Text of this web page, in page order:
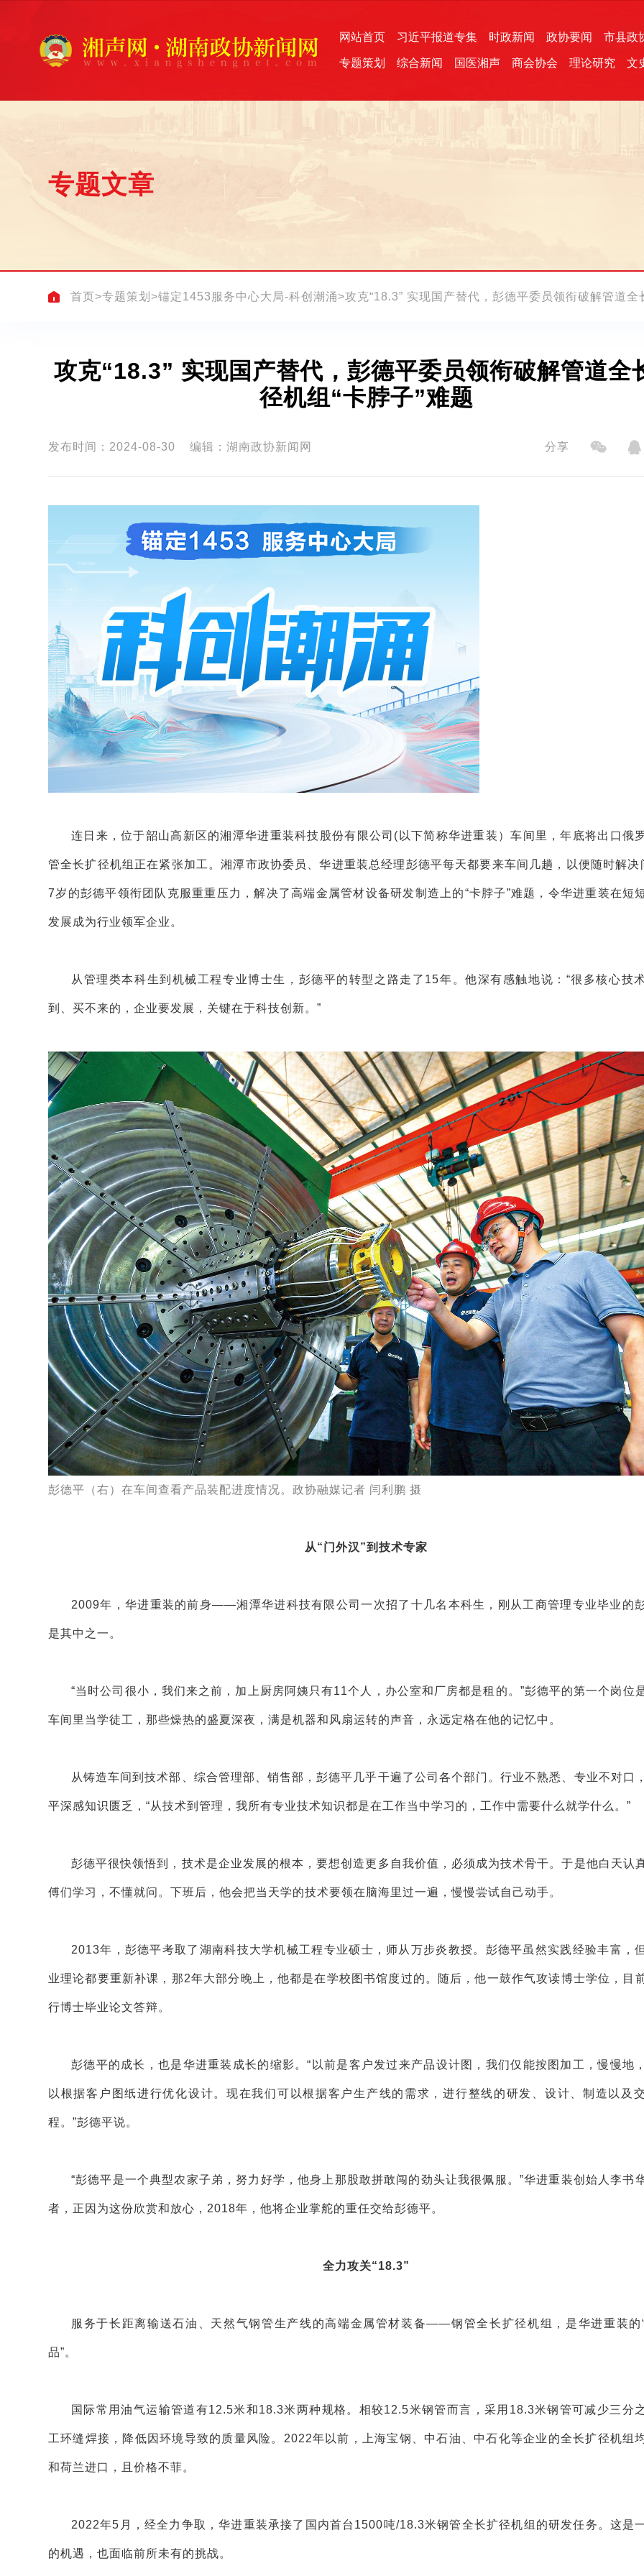
网站首页 习近平报道专集 时政新闻 政协要闻 市县政
专题策划 综合新闻 国医湘声 商会协会 理论研究 文
专题文章
首页>专题策划 >锚定1453服务中心大局-科创潮涌> 攻克“18.3” 实现国产替代，彭德平委员领衔破解管
攻克“18.3” 实现国产替代，彭德平委员领衔破解管道全长扩
径机组“卡脖子”难题
发布时间：2024-08-30 编辑：湖南政协新闻网 分享
连日来，位于韶山高新区的湘潭华进重装科技股份有限公司(以下简称华进重装）车间里，年底将出口俄
管全长扩径机组正在紧张加工。湘潭市政协委员、华进重装总经理彭德平每天都要来车间几趟，以便随时解决
7岁的彭德平领衔团队克服重重压力，解决了高端金属管材设备研发制造上的“卡脖子”难题，令华进重装在短
发展成为行业领军企业。
从管理类本科生到机械工程专业博士生，彭德平的转型之路走了15年。他深有感触地说：“很多核心技
到、买不来的，企业要发展，关键在于科技创新。”
彭德平（右）在车间查看产品装配进度情况。政协融媒记者 闫利鹏 摄
从“门外汉”到技术专家
2009年，华进重装的前身——湘潭华进科技有限公司一次招了十几名本科生，刚从工商管理专业毕业的
是其中之一。
“当时公司很小，我们来之前，加上厨房阿姨只有11个人，办公室和厂房都是租的。”彭德平的第一个岗位
车间里当学徒工，那些燥热的盛夏深夜，满是机器和风扇运转的声音，永远定格在他的记忆中。
从铸造车间到技术部、综合管理部、销售部，彭德平几乎干遍了公司各个部门。行业不熟悉、专业不对口
平深感知识匮乏，“从技术到管理，我所有专业技术知识都是在工作当中学习的，工作中需要什么就学什么。”
彭德平很快领悟到，技术是企业发展的根本，要想创造更多自我价值，必须成为技术骨干。于是他白天认
傅们学习，不懂就问。下班后，他会把当天学的技术要领在脑海里过一遍，慢慢尝试自己动手。
2013年，彭德平考取了湖南科技大学机械工程专业硕士，师从万步炎教授。彭德平虽然实践经验丰富，
业理论都要重新补课，那2年大部分晚上，他都是在学校图书馆度过的。随后，他一鼓作气攻读博士学位，目
行博士毕业论文答辩。
彭德平的成长，也是华进重装成长的缩影。“以前是客户发过来产品设计图，我们仅能按图加工，慢慢地
以根据客户图纸进行优化设计。现在我们可以根据客户生产线的需求，进行整线的研发、设计、制造以及
程。”彭德平说。
“彭德平是一个典型农家子弟，努力好学，他身上那股敢拼敢闯的劲头让我很佩服。”华进重装创始人李书
者，正因为这份欣赏和放心，2018年，他将企业掌舵的重任交给彭德平。
全力攻关“18.3”
服务于长距离输送石油、天然气钢管生产线的高端金属管材装备——钢管全长扩径机组，是华进重装的
品”。
国际常用油气运输管道有12.5米和18.3米两种规格。相较12.5米钢管而言，采用18.3米钢管可减少三分
工环缝焊接，降低因环境导致的质量风险。2022年以前，上海宝钢、中石油、中石化等企业的全长扩径机组
和荷兰进口，且价格不菲。
2022年5月，经全力争取，华进重装承接了国内首台1500吨/18.3米钢管全长扩径机组的研发任务。这是
的机遇，也面临前所未有的挑战。